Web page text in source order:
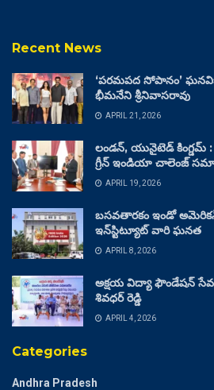
Recent News
‘పరమపద సోపానం’
భీమనేని శ్రీనివాసరావు
APRIL 21, 2026
లండన్, యునైటెడ్ కింగ్డమ్
గ్రీన్ ఇండియా చాలెంజ్
APRIL 19, 2026
బసవతారకం ఇండో
ఇన్‌స్టిట్యూట్ వారి ఘనత
APRIL 8, 2026
అక్షయ విద్యా ఫౌండేషన్
శివధర్ రెడ్డి
APRIL 4, 2026
Categories
Andhra Pradesh